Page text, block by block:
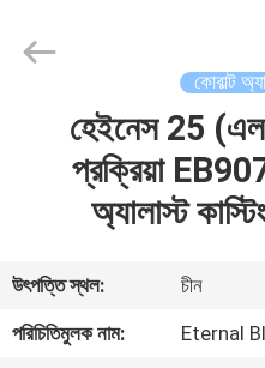
ভিডিও
Forging
কোবাল্ট
হেইনেস 25
প্রক্রিয়া
অ্যালাস্ট
উৎপত্তি স্থল:
চীন
পরিচিতিমুলক নাম:
Eternal